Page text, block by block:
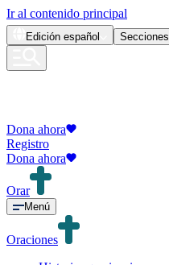
Ir al contenido principal
Edición español Secciones
Dona ahora
Registro
Dona ahora
Orar
Menú
Oraciones